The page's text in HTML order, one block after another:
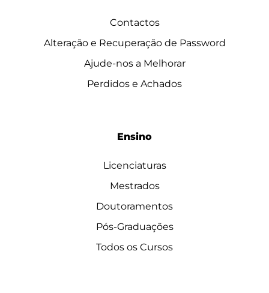
Contactos
Alteração e Recuperação de Password
Ajude-nos a Melhorar
Perdidos e Achados
Ensino
Licenciaturas
Mestrados
Doutoramentos
Pós-Graduações
Todos os Cursos